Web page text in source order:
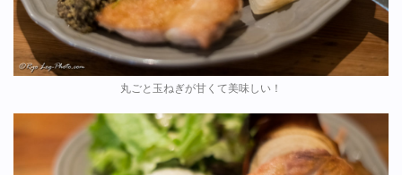
丸ごと玉ねぎが甘くて美味しい！